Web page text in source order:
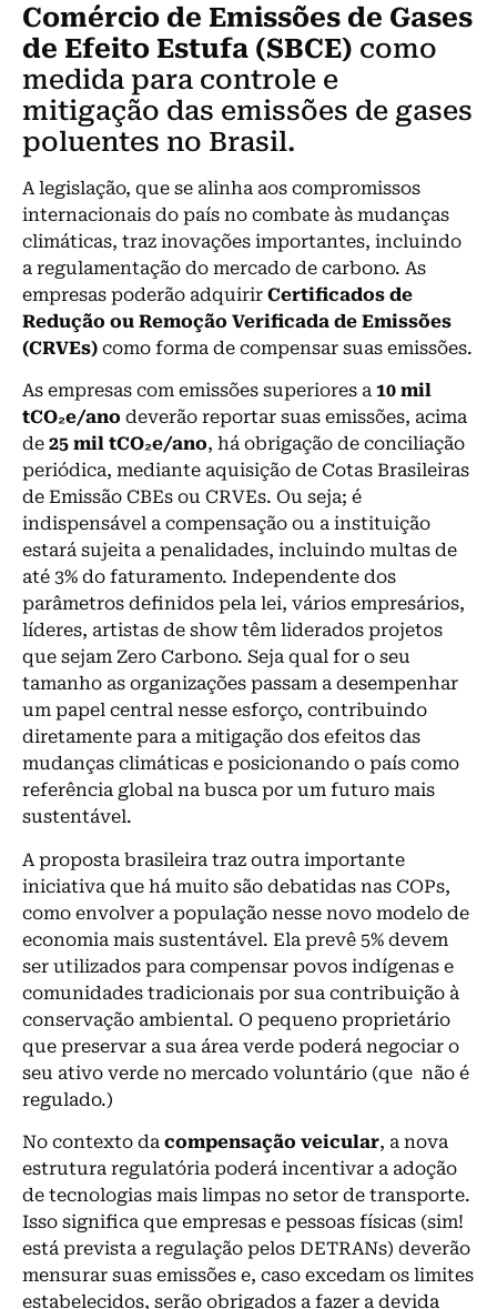
Comércio de Emissões de Gases
de Efeito Estufa (SBCE) como
medida para controle e
mitigação das emissões de gases
poluentes no Brasil.
A legislação, que se alinha aos compromissos
internacionais do país no combate às mudanças
climáticas, traz inovações importantes, incluindo
a regulamentação do mercado de carbono. As
empresas poderão adquirir Certificados de
Redução ou Remoção Verificada de Emissões
(CRVEs) como forma de compensar suas emissões.
As empresas com emissões superiores a 10 mil
tCO₂e/ano deverão reportar suas emissões, acima
de 25 mil tCO₂e/ano, há obrigação de conciliação
periódica, mediante aquisição de Cotas Brasileiras
de Emissão CBEs ou CRVEs. Ou seja; é
indispensável a compensação ou a instituição
estará sujeita a penalidades, incluindo multas de
até 3% do faturamento. Independente dos
parâmetros definidos pela lei, vários empresários,
líderes, artistas de show têm liderados projetos
que sejam Zero Carbono. Seja qual for o seu
tamanho as organizações passam a desempenhar
um papel central nesse esforço, contribuindo
diretamente para a mitigação dos efeitos das
mudanças climáticas e posicionando o país como
referência global na busca por um futuro mais
sustentável.
A proposta brasileira traz outra importante
iniciativa que há muito são debatidas nas COPs,
como envolver a população nesse novo modelo de
economia mais sustentável. Ela prevê 5% devem
ser utilizados para compensar povos indígenas e
comunidades tradicionais por sua contribuição à
conservação ambiental. O pequeno proprietário
que preservar a sua área verde poderá negociar o
seu ativo verde no mercado voluntário (que não é
regulado.)
No contexto da compensação veicular, a nova
estrutura regulatória poderá incentivar a adoção
de tecnologias mais limpas no setor de transporte.
Isso significa que empresas e pessoas físicas (sim!
está prevista a regulação pelos DETRANs) deverão
mensurar suas emissões e, caso excedam os limites
estabelecidos, serão obrigados a fazer a devida